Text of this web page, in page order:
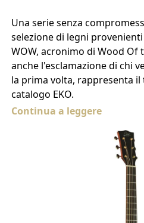
Una serie senza
selezione di legni
WOW, acronimo di Wood Of
anche l'esclamazione di chi
la prima volta, rappresenta
catalogo EKO.
Continua a leggere